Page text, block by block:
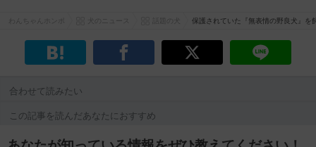
保護されていた『無表情の野良犬』
合わせて読みたい
この記事を読んだあなたにおすすめ